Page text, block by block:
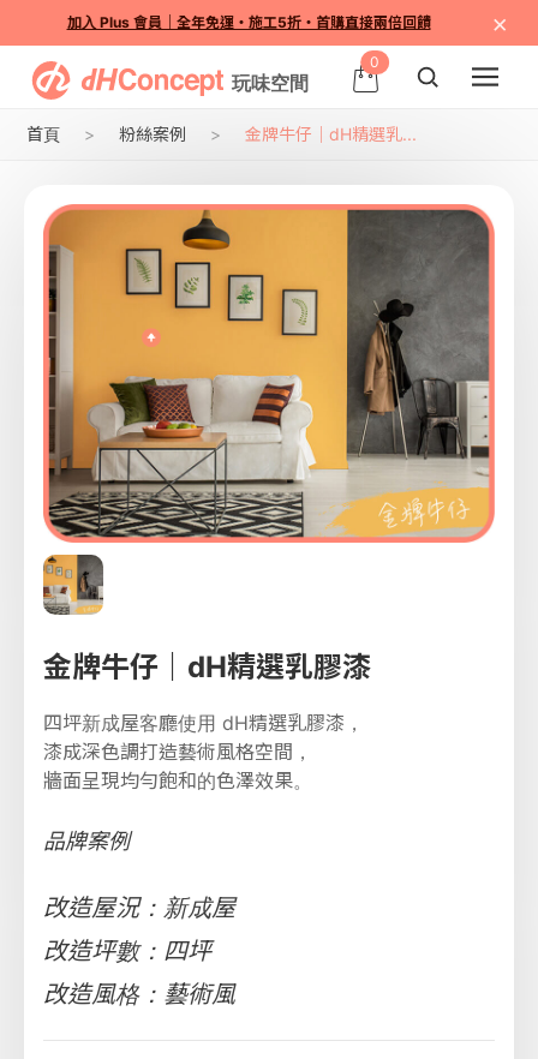
加入 Plus 會員｜全年免運・施工5折・首購直接兩倍回饋 ×
0
首頁 粉絲案例 金牌牛仔｜dH精選乳...
金牌牛仔｜dH精選乳膠漆
四坪新成屋客廳使用 dH精選乳膠漆，
漆成深色調打造藝術風格空間，
牆面呈現均勻飽和的色澤效果。
品牌案例
改造屋況：新成屋
改造坪數：四坪
改造風格：藝術風